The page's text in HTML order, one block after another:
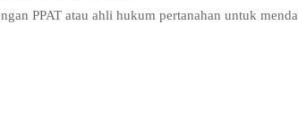
PPAT atau ahli hukum pertanahan untuk